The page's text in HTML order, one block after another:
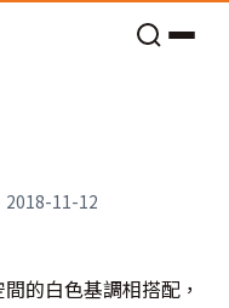
2018-11-12
的白色基調相搭配，